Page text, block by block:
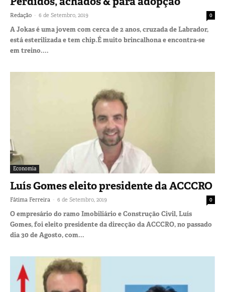
Redação - 6 de Setembro, 2019 0
A Jokas é uma jovem com cerca de 2 anos, cruzada de Labrador,
está esterilizada e tem chip.É muito brincalhona e encontra-se
em treino....
Economia
Luís Gomes eleito presidente da ACCCRO
Fátima Ferreira - 6 de Setembro, 2019 0
O empresário do ramo Imobiliário e Construção Civil, Luís
Gomes, foi eleito presidente da direcção da ACCCRO, no passado
dia 30 de Agosto, com...